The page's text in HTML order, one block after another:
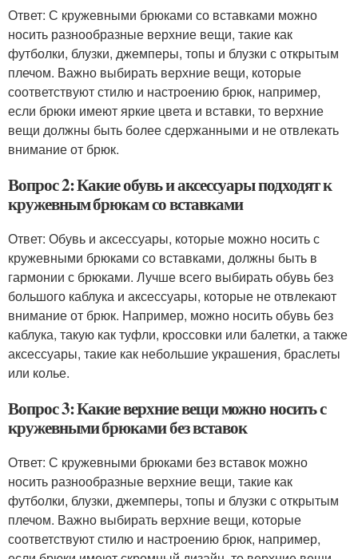
Ответ: С кружевными брюками со вставками можно
носить разнообразные верхние вещи, такие как
футболки, блузки, джемперы, топы и блузки с открытым
плечом. Важно выбирать верхние вещи, которые
соответствуют стилю и настроению брюк, например,
если брюки имеют яркие цвета и вставки, то верхние
вещи должны быть более сдержанными и не отвлекать
внимание от брюк.
Вопрос 2: Какие обувь и аксессуары подходят к
кружевным брюкам со вставками
Ответ: Обувь и аксессуары, которые можно носить с
кружевными брюками со вставками, должны быть в
гармонии с брюками. Лучше всего выбирать обувь без
большого каблука и аксессуары, которые не отвлекают
внимание от брюк. Например, можно носить обувь без
каблука, такую как туфли, кроссовки или балетки, а также
аксессуары, такие как небольшие украшения, браслеты
или колье.
Вопрос 3: Какие верхние вещи можно носить с
кружевными брюками без вставок
Ответ: С кружевными брюками без вставок можно
носить разнообразные верхние вещи, такие как
футболки, блузки, джемперы, топы и блузки с открытым
плечом. Важно выбирать верхние вещи, которые
соответствуют стилю и настроению брюк, например,